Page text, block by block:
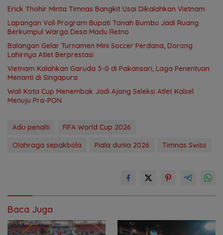
Erick Thohir Minta Timnas Bangkit Usai Dikalahkan Vietnam
Lapangan Voli Program Bupati Tanah Bumbu Jadi Ruang
Berkumpul Warga Desa Madu Retno
Balangan Gelar Turnamen Mini Soccer Perdana, Dorong
Lahirnya Atlet Berprestasi
Vietnam Kalahkan Garuda 3-0 di Pakansari, Laga Penentuan
Menanti di Singapura
Wali Kota Cup Menembak Jadi Ajang Seleksi Atlet Kalsel
Menuju Pra-PON
Adu penalti
FIFA World Cup 2026
Olahraga sepakbola
Piala dunia 2026 Timnas Swiss
Baca Juga